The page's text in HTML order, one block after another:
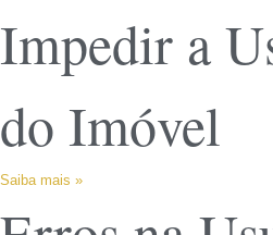
Impedir a
do Imóvel
Saiba mais »